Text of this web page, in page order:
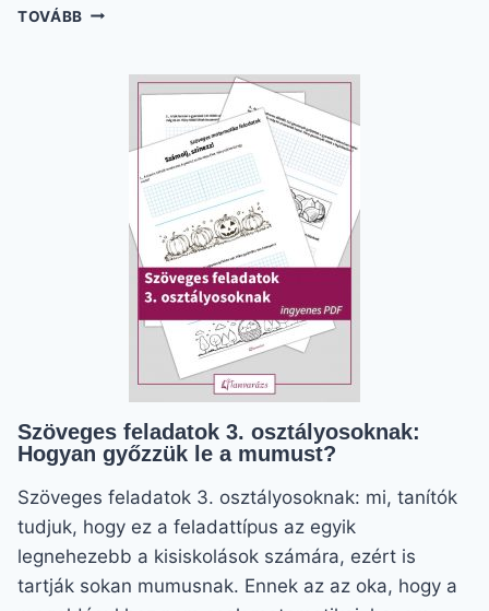
TOVÁBB ŰRTARTALOM
ÁTVÁLTÁSA!
Szöveges feladatok 3. osztályosoknak:
Hogyan győzzük le a mumust?
Szöveges feladatok 3. osztályosoknak: mi, tanítók
tudjuk, hogy ez a feladattípus az egyik
legnehezebb a kisiskolások számára, ezért is
tartják sokan mumusnak. Ennek az az oka, hogy a